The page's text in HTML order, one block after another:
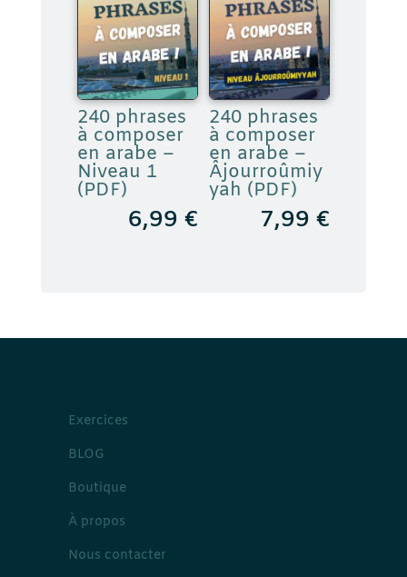
240 phrases
à composer
en arabe –
Niveau 1
(PDF)
6,99€
240 phrases
à composer
en arabe –
Âjourroûmiy
yah (PDF)
7,99€
Exercices
BLOG
Boutique
À propos
Nous contacter